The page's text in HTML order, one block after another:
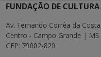
FUNDAÇÃO DE
Av. Fernando Corrêa da
Centro - Campo Grande | MS
CEP: 79002-820